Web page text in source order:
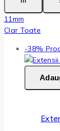
11mm
Clar Toate
-38%